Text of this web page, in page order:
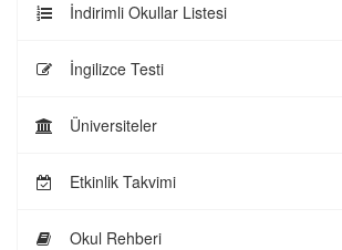
İndirimli Okullar Listesi
İngilizce Testi
Üniversiteler
Etkinlik Takvimi
Okul Rehberi